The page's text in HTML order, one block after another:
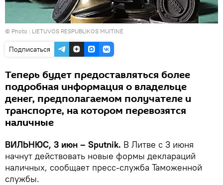
© Photo : LIETUVOS RESPUBLIKOS MUITINĖ
Подписаться
Теперь будет предоставляться более
подробная информация о владельце
денег, предполагаемом получателе и
транспорте, на котором перевозятся
наличные
ВИЛЬНЮС, 3 июн – Sputnik. В Литве с 3 июня
начнут действовать новые формы деклараций
наличных, сообщает пресс-служба Таможенной
службы.